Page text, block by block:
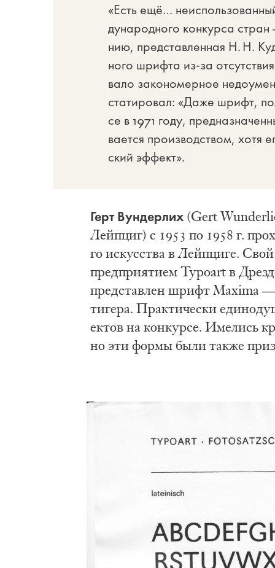
«Есть ещё…
ду­на­род­но­го кон­кур­са
нию, пред­став­лен­ная Н. Н.
но­го шриф­та из-за
ва­ло за­ко­но­мер­ное
ста­ти­ро­вал: «Да­же шрифт,
се в 1971 го­ду,
ва­ет­ся про­из­вод­ством, хо­тя
ский эф­фект».
Герт Вун­дер­лих(Gert
Лейп­циг) с 1953 по 1958 г.
го ис­кус­ства в Лейп­ци­ге.
пред­при­я­ти­ем Typoart в
пред­став­лен шрифт Maxima
ти­ге­ра. Прак­ти­че­ски
ек­тов на кон­кур­се. Име­лись
но эти фор­мы бы­ли так­же